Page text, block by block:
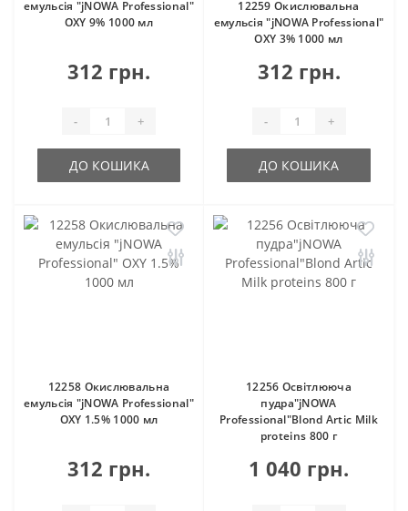
емульсія "jNOWA Professional"
OXY 9% 1000 мл
312 грн.
- +
ДО КОШИКА
12259 Окислювальна
емульсія "jNOWA Professional"
OXY 3% 1000 мл
312 грн.
- +
ДО КОШИКА
12258 Окислювальна
емульсія "jNOWA Professional"
OXY 1.5% 1000 мл
312 грн.
12256 Освітлююча
пудра"jNOWA
Professional"Blond Artic Milk
proteins 800 г
1 040 грн.